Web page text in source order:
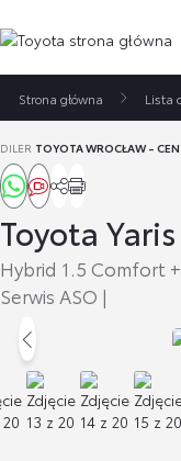
Strona główna Lista
Toyota
Hybrid 1.5 Comfort
Serwis ASO |
DILER TOYOTA WROCŁAW -